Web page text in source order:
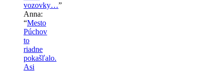
vozovky…”
Anna:
“Mesto
Púchov
to
riadne
pokašľalo.
Asi